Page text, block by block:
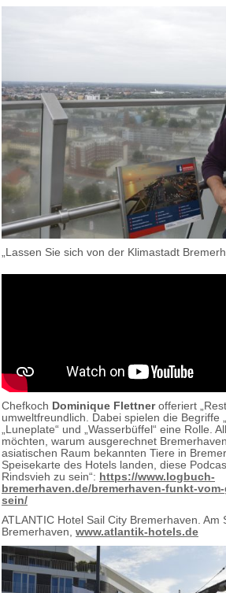
„Lassen Sie sich von der Klimastadt
Chefkoch Dominique Flettnerofferiert
umweltfreundlich. Dabei spielen die Begriffe
„Luneplate“ und „Wasserbüffel“ eine Rolle.
möchten, warum ausgerechnet
asiatischen Raum bekannten Tiere in
Speisekarte des Hotels landen, diese
Rindsvieh zu sein“: https://www.logbuch-
bremerhaven.de/bremerhaven-funkt-
sein/
ATLANTIC Hotel Sail City Bremerhaven. Am
Bremerhaven, www.atlantik-hotels.de